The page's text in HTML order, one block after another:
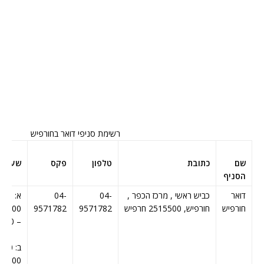
רשימת סניפי דואר בחורפיש
שם
הסניף
כתובת טלפון פקס
דואר
חורפיש
כביש ראשי , מרכז הכפר ,
חורפיש, 2515500 חרפיש
04-
9571782
04-
9571782
– 08:00
08:00,